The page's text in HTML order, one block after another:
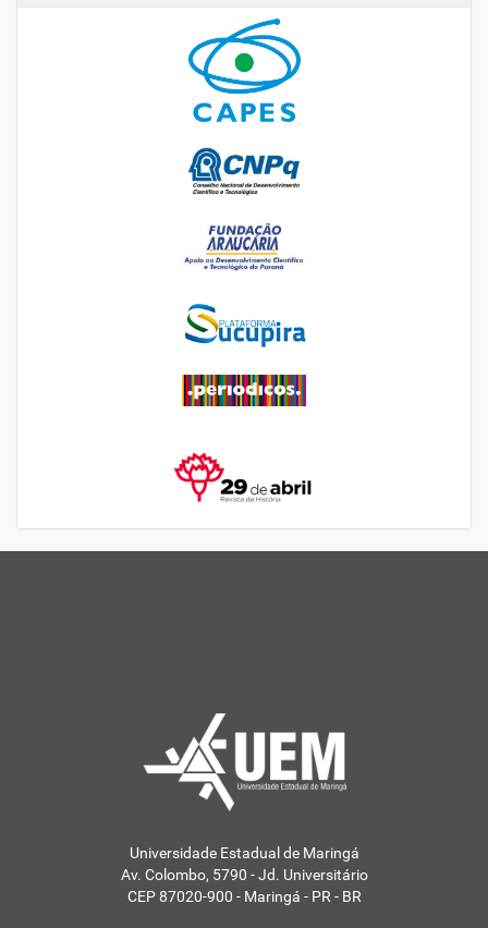
Universidade Estadual de Maringá
Av. Colombo, 5790 - Jd. Universitário
CEP 87020-900 - Maringá - PR - BR